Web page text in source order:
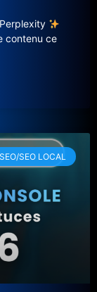
Perplexity
contenu ce
SEO/SEO LOCAL